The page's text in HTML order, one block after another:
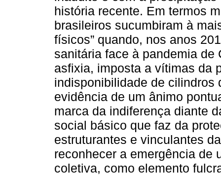
história recente. Em termos
brasileiros sucumbiram à
físicos” quando, nos anos
sanitária face à pandemia de
asfixia, imposta a vítimas da
indisponibilidade de cilindros
evidência de um ânimo
marca da indiferença diante
social básico que faz da
estruturantes e vinculantes
reconhecer a emergência de
coletiva, como elemento